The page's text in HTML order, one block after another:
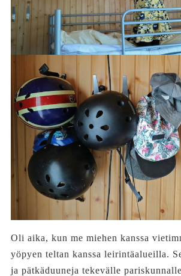
Oli aika, kun me miehen kanssa
yöpyen teltan kanssa leirintäalueilla.
ja pätkäduuneja tekevälle